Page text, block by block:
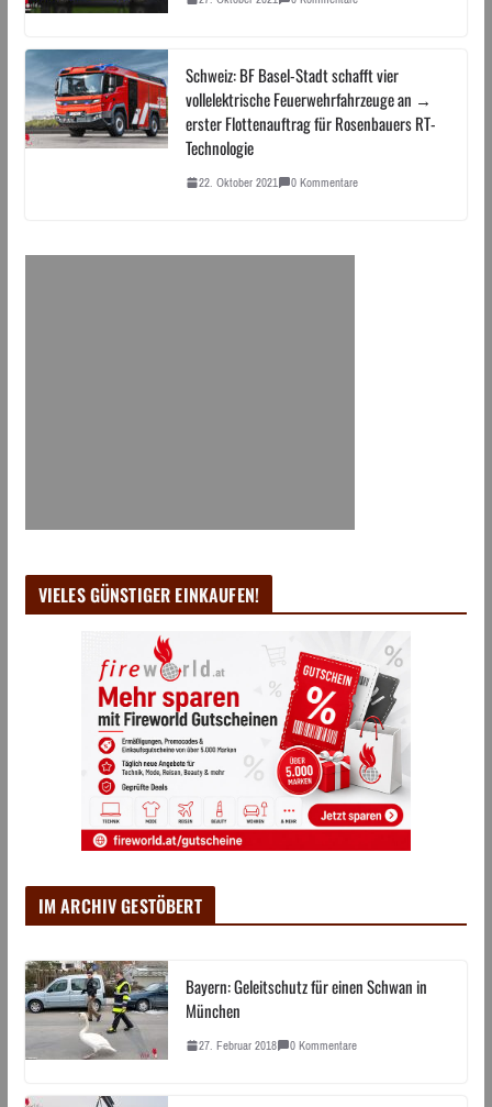
Schweiz: BF Basel-Stadt schafft vier
vollelektrische Feuerwehrfahrzeuge an →
erster Flottenauftrag für Rosenbauers RT-
Technologie
22. Oktober 2021 0 Kommentare
VIELES GÜNSTIGER EINKAUFEN!
IM ARCHIV GESTÖBERT
Bayern: Geleitschutz für einen Schwan in
München
27. Februar 2018 0 Kommentare